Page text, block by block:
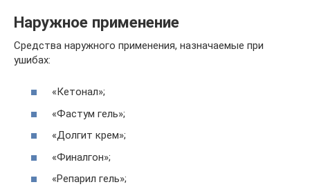
Наружное применение
Средства наружного применения, назначаемые при
ушибах:
«Кетонал»;
«Фастум гель»;
«Долгит крем»;
«Финалгон»;
«Репарил гель»;